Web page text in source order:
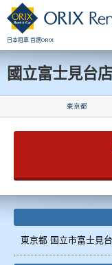
日本租車 首選ORIX
國立富士見台店
東京都
東京都 国立市富士見